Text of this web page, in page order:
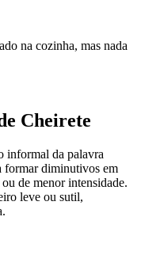
na cozinha, mas nada
Cheirete
informal da palavra
formar diminutivos em
de menor intensidade.
leve ou sutil,